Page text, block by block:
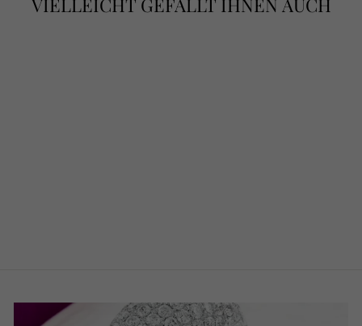
VIELLEICHT GEFÄLLT IHNEN AUCH